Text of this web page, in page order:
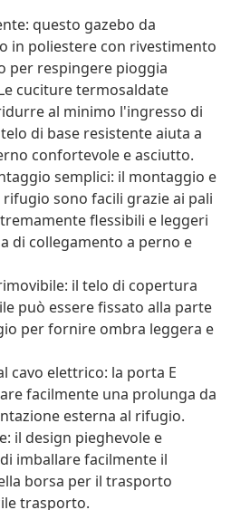
questo gazebo da
in poliestere con rivestimento
per respingere pioggia
cuciture termosaldate
al minimo l'ingresso di
di base resistente aiuta a
confortevole e asciutto.
semplici: il montaggio e
sono facili grazie ai pali
flessibili e leggeri
di collegamento a perno e
il telo di copertura
può essere fissato alla parte
per fornire ombra leggera e
cavo elettrico: la porta E
facilmente una prolunga da
esterna al rifugio.
il design pieghevole e
imballare facilmente il
borsa per il trasporto
trasporto.